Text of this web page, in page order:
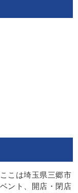
こは埼玉県三郷市
ント、開店・閉店